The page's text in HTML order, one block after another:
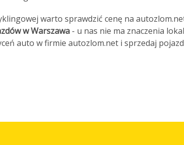
warto sprawdzić cenę na
w Warszawa - u nas nie ma znaczenia
auto w firmie autozlom.net i sprzedaj